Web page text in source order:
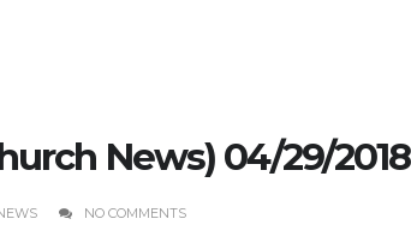
News) 04/29/2018
NO COMMENTS